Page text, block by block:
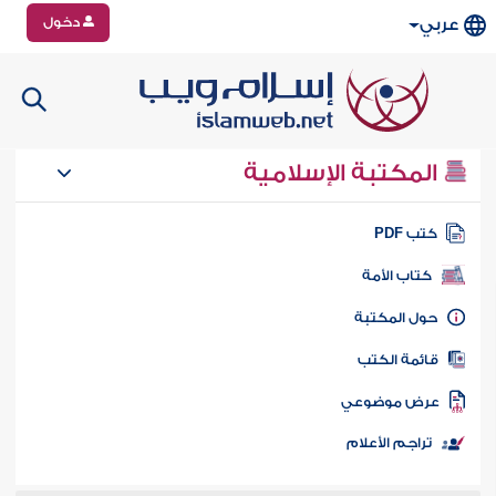
عربي دخول
المكتبة الإسلامية
كتب PDF
كتاب الأمة
المكتبة
الكتب
موضوعي